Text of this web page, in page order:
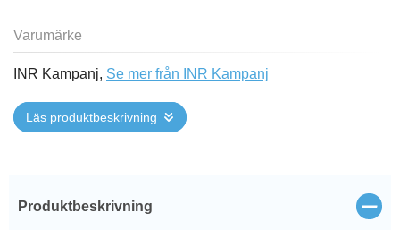
Varumärke
INR Kampanj, Se mer från INR Kampanj
Läs produktbeskrivning
Produktbeskrivning Stäng